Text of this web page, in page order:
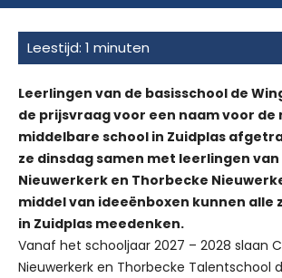
Leerlingen van de basisschool de
de prijsvraag voor een naam voor de
middelbare school in Zuidplas
ze dinsdag samen met leerlingen
Nieuwerkerk en Thorbecke
middel van ideeënboxen kunnen alle
in Zuidplas meedenken.
Vanaf het schooljaar 2027 – 2028 slaan
Nieuwerkerk en Thorbecke Talentschool